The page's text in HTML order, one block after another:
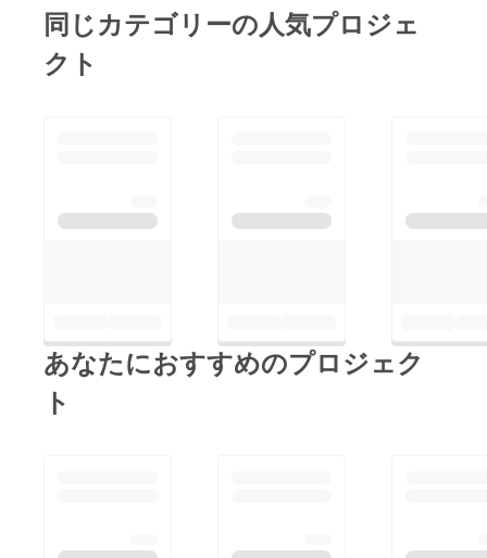
同じカテゴリーの人気プロジェ
クト
あなたにおすすめのプロジェク
ト